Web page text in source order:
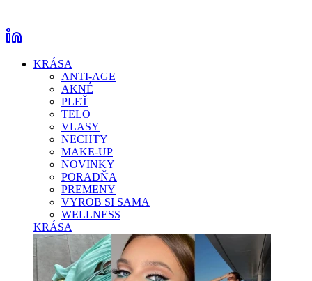
KRÁSA
ANTI-AGE
AKNÉ
PLEŤ
TELO
VLASY
NECHTY
MAKE-UP
NOVINKY
PORADŇA
PREMENY
VYROB SI SAMA
WELLNESS
KRÁSA